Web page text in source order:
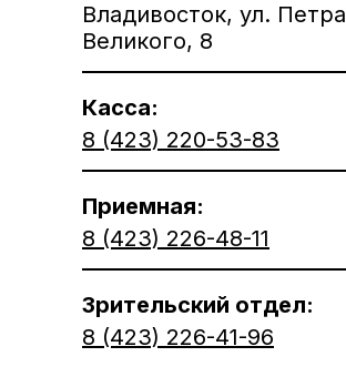
Владивосток, ул. Петра
Великого, 8
Касса:
8 (423) 220-53-83
Приемная:
8 (423) 226-48-11
Зрительский отдел:
8 (423) 226-41-96